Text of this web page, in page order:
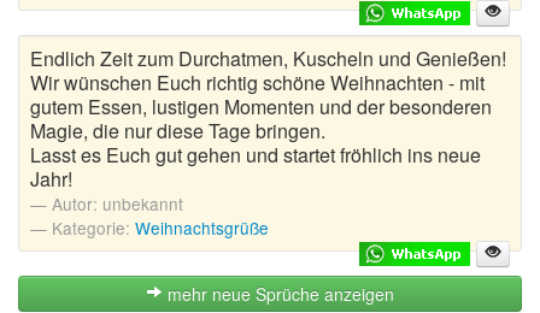
Endlich Zeit zum Durchatmen, Kuscheln und Genießen!
Wir wünschen Euch richtig schöne Weihnachten - mit
gutem Essen, lustigen Momenten und der besonderen
Magie, die nur diese Tage bringen.
Lasst es Euch gut gehen und startet fröhlich ins neue
Jahr!
Autor: unbekannt
Kategorie: Weihnachtsgrüße
mehr neue Sprüche anzeigen